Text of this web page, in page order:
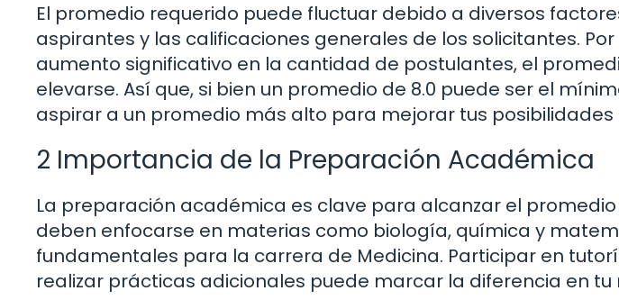
El promedio requerido puede fluctuar debido a diversos
aspirantes y las calificaciones generales de los solicitantes.
aumento significativo en la cantidad de postulantes, el
elevarse. Así que, si bien un promedio de 8.0 puede ser el
aspirar a un promedio más alto para mejorar tus
2 Importancia de la Preparación Académica
La preparación académica es clave para alcanzar el
deben enfocarse en materias como biología, química y
fundamentales para la carrera de Medicina. Participar en
realizar prácticas adicionales puede marcar la diferencia en